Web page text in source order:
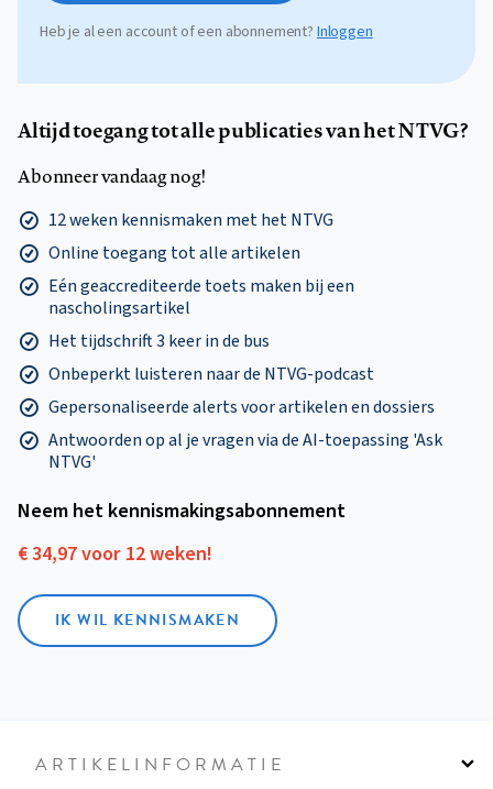
Heb je al een account of een abonnement? Inloggen
Altijd toegang tot alle publicaties van het NTVG?
Abonneer vandaag nog!
12 weken kennismaken met het NTVG
Online toegang tot alle artikelen
Eén geaccrediteerde toets maken bij een
nascholingsartikel
Het tijdschrift 3 keer in de bus
Onbeperkt luisteren naar de NTVG-podcast
Gepersonaliseerde alerts voor artikelen en dossiers
Antwoorden op al je vragen via de AI-toepassing 'Ask
NTVG'
Neem het kennismakings­abonnement
€ 34,97 voor 12 weken!
IK WIL KENNISMAKEN
ARTIKELINFORMATIE